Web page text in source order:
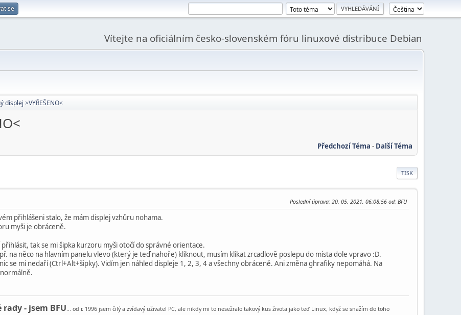
se
Vítejte na oficiálním česko-slovenském fóru linuxové distribuce Debian
displej >VYŘEŠENO<
Předchozí Téma - Další Téma
TISK
Poslední úprava: 20. 05. 2021, 06:08:56 od: BFU
přihlášeni stalo, že mám displej vzhůru nohama.
myši je obráceně.
tak se mi šipka kurzoru myši otočí do správné orientace.
na něco na hlavním panelu vlevo (který je teď nahoře) kliknout, musím klikat zrcadlově poslepu do místa dole vpravo :D.
se mi nedaří (Ctrl+Alt+šipky). Vidím jen náhled displeje 1, 2, 3, 4 a všechny obráceně. Ani změna ghrafiky nepomáhá. Na
- jsem BFU ... od r. 1996 jsem čilý a zvídavý uživatel PC, ale nikdy mi to nesežralo takový kus života jako teď Linux, když se snažím do toho